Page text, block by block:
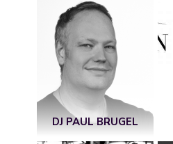
DJ PAUL BRUGEL